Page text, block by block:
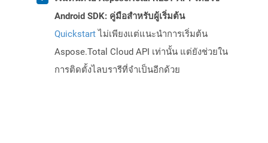
Android SDK: คู่มือสำหรับผู้เริ่มต้น
Quickstartไม่เพียงแต่แนะนำการเริ่มต้น
Aspose.Total Cloud API เท่านั้น แต่ยังช่วยใน
การติดตั้งไลบรารีที่จำเป็นอีกด้วย